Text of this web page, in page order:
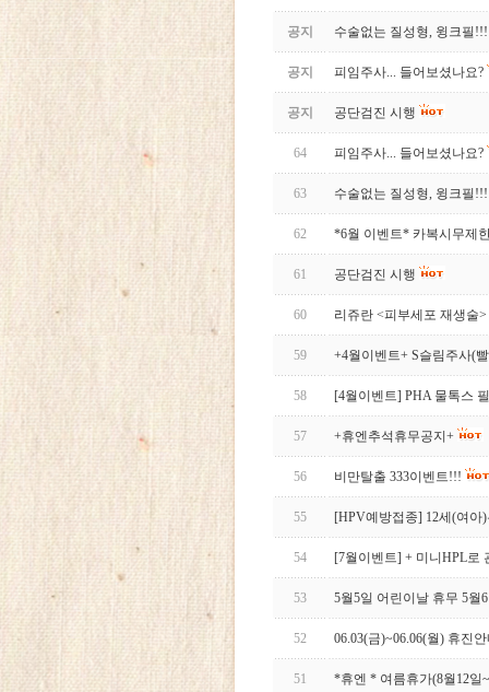
공지 수술없는 질성형, 윙크필!!!
공지 피임주사... 들어보셨나요?
공지 공단검진 시행
64 피임주사... 들어보셨나요?
63 수술없는 질성형, 윙크필!!!
62 *6월 이벤트* 카복시무제
61 공단검진 시행
60 리쥬란 <피부세포 재생술>
59 +4월이벤트+ S슬림주사(
58 [4월이벤트] PHA 물톡스
57 +휴엔추석휴무공지+
56 비만탈출 333이벤트!!!
55 [HPV예방접종] 12세(여아
54 [7월이벤트] + 미니HPL로
53 5월5일 어린이날 휴무 5월
52 06.03(금)~06.06(월) 휴진
51 *휴엔 * 여름휴가(8월12일